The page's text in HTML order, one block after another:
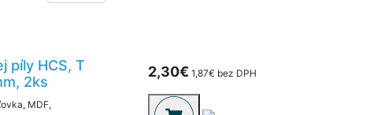
píly HCS, T
2ks
MDF,
2,30€ 1,87€ bez DPH